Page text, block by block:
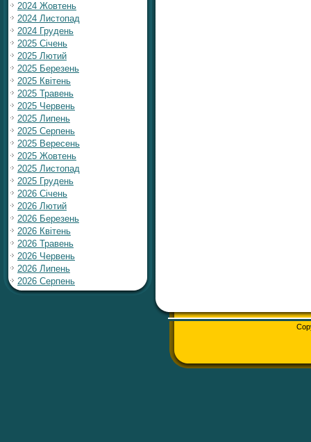
2024 Жовтень
2024 Листопад
2024 Грудень
2025 Січень
2025 Лютий
2025 Березень
2025 Квітень
2025 Травень
2025 Червень
2025 Липень
2025 Серпень
2025 Вересень
2025 Жовтень
2025 Листопад
2025 Грудень
2026 Січень
2026 Лютий
2026 Березень
2026 Квітень
2026 Травень
2026 Червень
2026 Липень
2026 Серпень